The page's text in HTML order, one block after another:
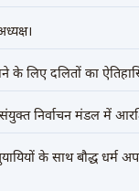
के लिए दलितों का
निर्वाचन मंडल में
के साथ बौद्ध धर्म